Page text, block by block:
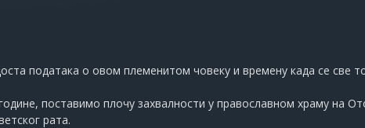
података о овом племенитом човеку и времену када се све
поставимо плочу захвалности у православном храму на
рата.